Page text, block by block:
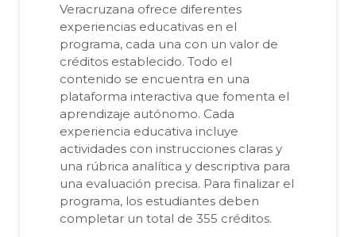
Veracruzana ofrece diferentes
experiencias educativas en el
programa, cada una con un valor de
créditos establecido. Todo el
contenido se encuentra en una
plataforma interactiva que fomenta el
aprendizaje autónomo. Cada
experiencia educativa incluye
actividades con instrucciones claras y
una rúbrica analítica y descriptiva para
una evaluación precisa. Para finalizar el
programa, los estudiantes deben
completar un total de 355 créditos.